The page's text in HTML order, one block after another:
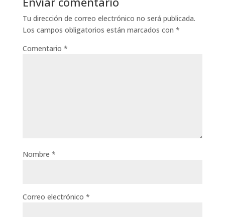
Tu dirección de correo electrónico no será publicada.
Los campos obligatorios están marcados con *
Comentario *
Nombre *
Correo electrónico *